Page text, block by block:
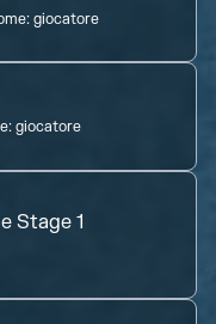
giocatore
giocatore
Stage 1